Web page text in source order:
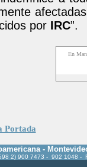
por IRC”.
En
Portada
-
2) 900 7473 - 902 1048 -